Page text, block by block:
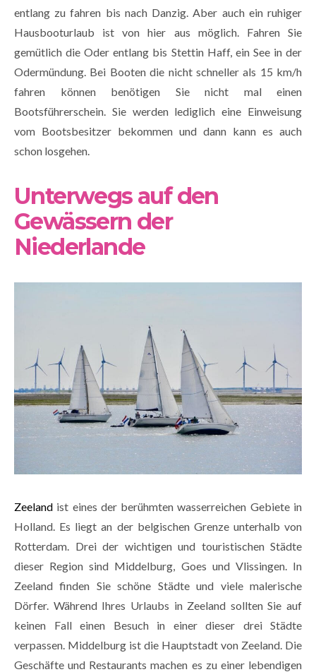
entlang zu fahren bis nach Danzig. Aber auch ein ruhiger
Hausbooturlaub ist von hier aus möglich. Fahren Sie
gemütlich die Oder entlang bis Stettin Haff, ein See in der
Odermündung. Bei Booten die nicht schneller als 15 km/h
fahren können benötigen Sie nicht mal einen
Bootsführerschein. Sie werden lediglich eine Einweisung
vom Bootsbesitzer bekommen und dann kann es auch
schon losgehen.
Unterwegs auf den
Gewässern der
Niederlande
Zeeland ist eines der berühmten wasserreichen Gebiete in
Holland. Es liegt an der belgischen Grenze unterhalb von
Rotterdam. Drei der wichtigen und touristischen Städte
dieser Region sind Middelburg, Goes und Vlissingen. In
Zeeland finden Sie schöne Städte und viele malerische
Dörfer. Während Ihres Urlaubs in Zeeland sollten Sie auf
keinen Fall einen Besuch in einer dieser drei Städte
verpassen. Middelburg ist die Hauptstadt von Zeeland. Die
Geschäfte und Restaurants machen es zu einer lebendigen